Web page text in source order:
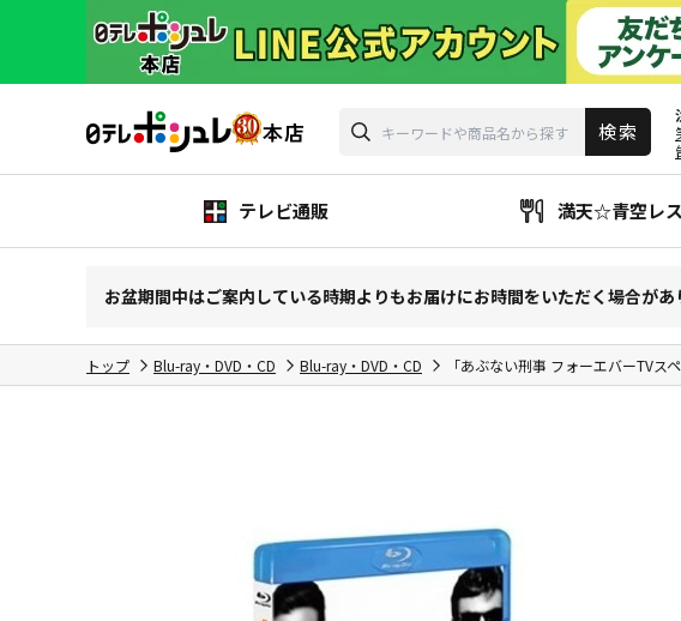
テレビ通販 満天☆青空レ
お盆期間中はご案内している時期よりもお届けにお時間をいただく場合があ
トップ Blu-ray・DVD・CD Blu-ray・DVD・CD 「あぶない刑事 フォーエバーTVス